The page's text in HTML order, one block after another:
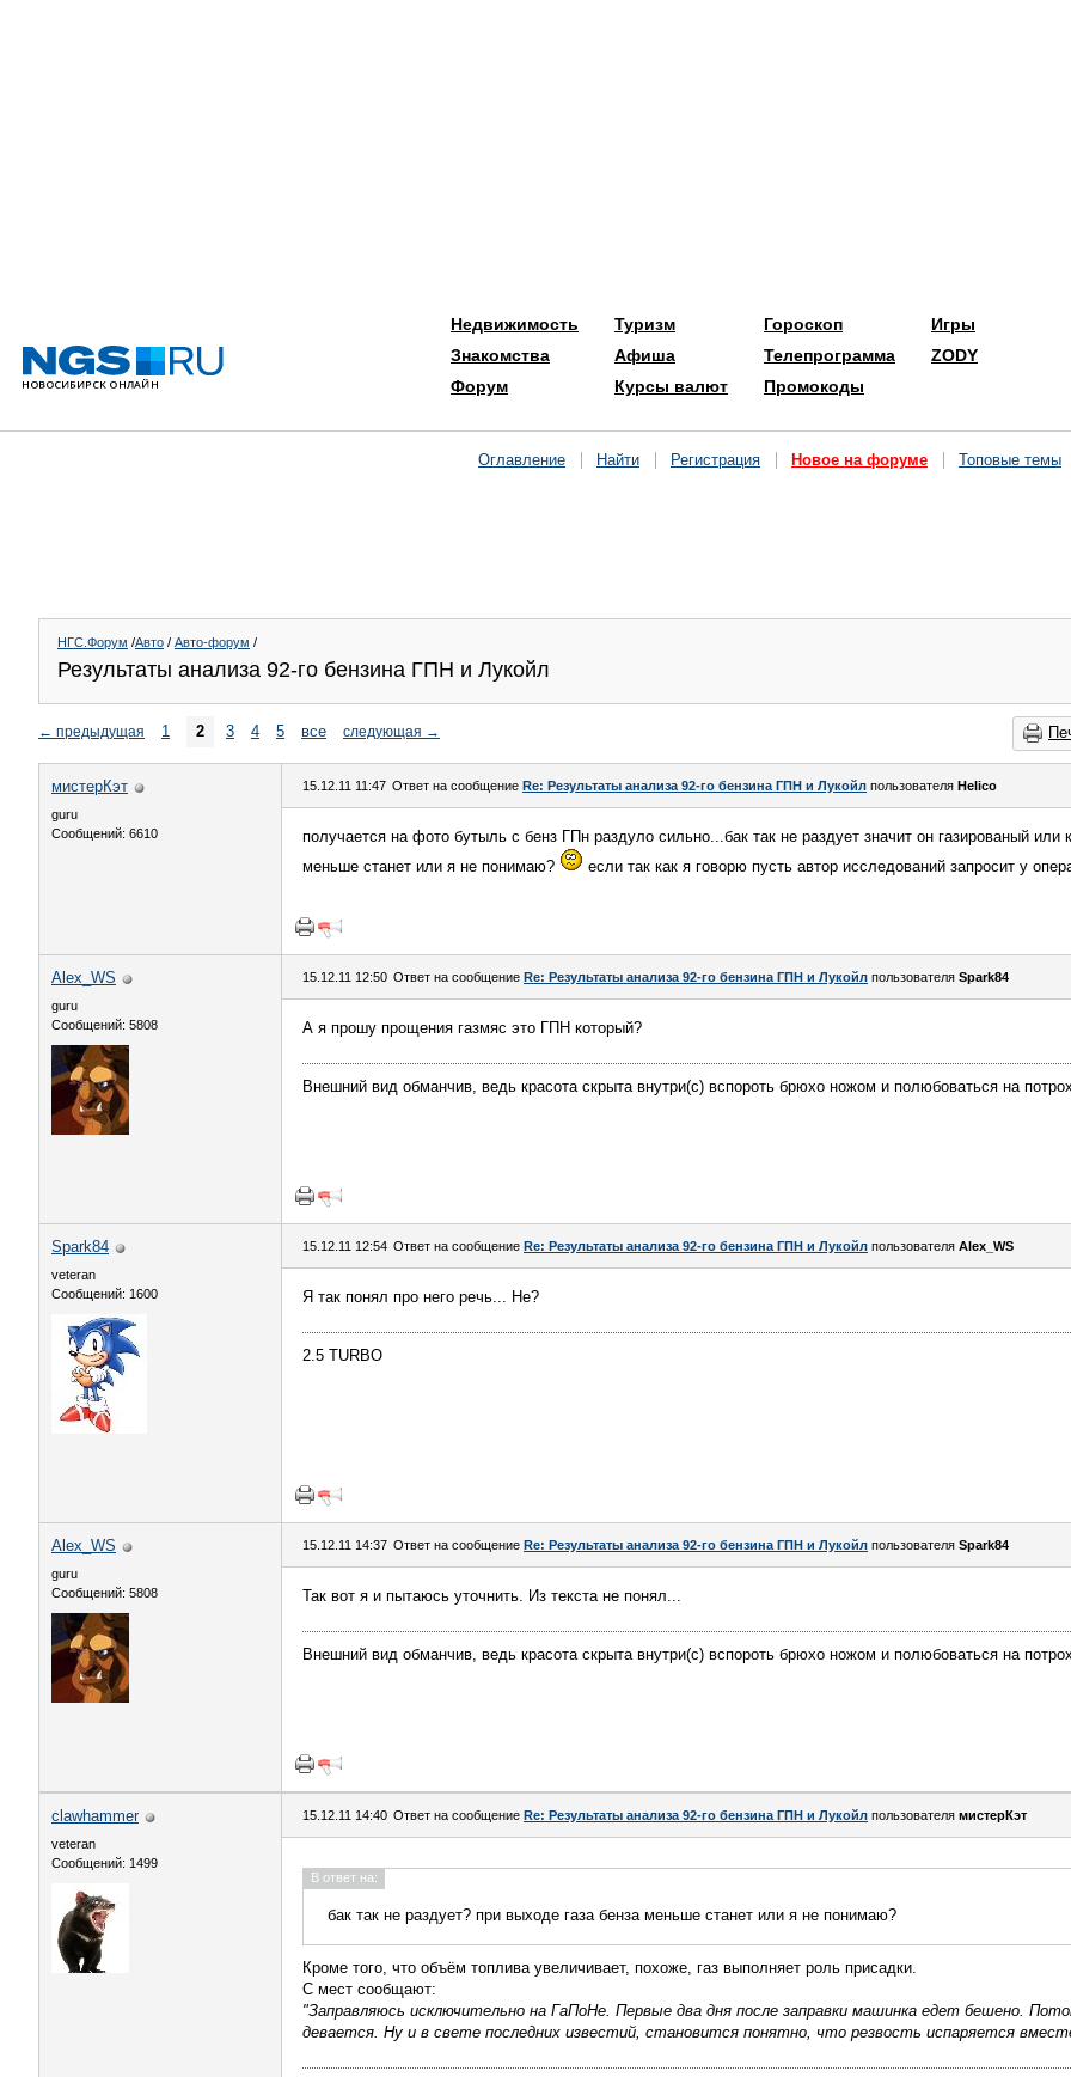
Недвижимость
Знакомства
Форум
Туризм
Афиша
Курсы валют
Гороскоп
Телепрограмма
Промокоды
Игры
ZODY
Оглавление Найти Регистрация Новое на форуме Топовые темы
НГС.Форум /Авто / Авто-форум /
Результаты анализа 92-го бензина ГПН и Лукойл
← предыдущая 1 2 3 4 5 все следующая →
мистерКэт
guru
Сообщений: 6610
15.12.11 11:47 Ответ на сообщение Re: Результаты анализа 92-го бензина ГПН и Лукойл пользователя Helico
получается на фото бутыль с бенз ГПн раздуло сильно...бак так не раздует значит он газированый или
меньше станет или я не понимаю?
если так как я говорю пусть автор исследований запросит у
Alex_WS
guru
Сообщений: 5808
15.12.11 12:50 Ответ на сообщение Re: Результаты анализа 92-го бензина ГПН и Лукойл пользователя Spark84
А я прошу прощения газмяс это ГПН который?
Внешний вид обманчив, ведь красота скрыта внутри(с) вспороть брюхо ножом и полюбоваться на
Spark84
veteran
Сообщений: 1600
15.12.11 12:54 Ответ на сообщение Re: Результаты анализа 92-го бензина ГПН и Лукойл пользователя Alex_WS
Я так понял про него речь... Не?
2.5 TURBO
Alex_WS
guru
Сообщений: 5808
15.12.11 14:37 Ответ на сообщение Re: Результаты анализа 92-го бензина ГПН и Лукойл пользователя Spark84
Так вот я и пытаюсь уточнить. Из текста не понял...
Внешний вид обманчив, ведь красота скрыта внутри(с) вспороть брюхо ножом и полюбоваться на
clawhammer
veteran
Сообщений: 1499
15.12.11 14:40 Ответ на сообщение Re: Результаты анализа 92-го бензина ГПН и Лукойл пользователя мистерКэт
В ответ на:
бак так не раздует? при выходе газа бенза меньше станет или я не понимаю?
Кроме того, что объём топлива увеличивает, похоже, газ выполняет роль присадки.
С мест сообщают:
"Заправляюсь исключительно на ГаПоНе. Первые два дня после заправки машинка едет бешено.
девается. Ну и в свете последних известий, становится понятно, что резвость испаряется